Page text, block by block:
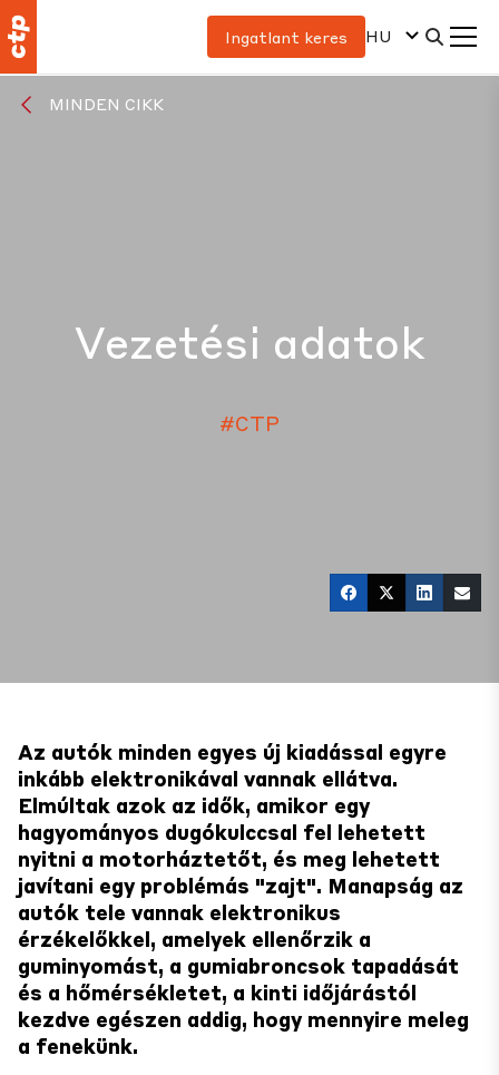
Ingatlant keres HU
MINDEN CIKK
Vezetési adatok
#CTP
Az autók minden egyes új kiadással egyre
inkább elektronikával vannak ellátva.
Elmúltak azok az idők, amikor egy
hagyományos dugókulccsal fel lehetett
nyitni a motorháztetőt, és meg lehetett
javítani egy problémás "zajt". Manapság az
autók tele vannak elektronikus
érzékelőkkel, amelyek ellenőrzik a
guminyomást, a gumiabroncsok tapadását
és a hőmérsékletet, a kinti időjárástól
kezdve egészen addig, hogy mennyire meleg
a fenekünk.